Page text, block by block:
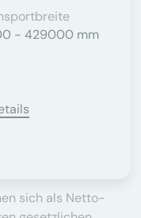
- 429000 mm
sich als Netto-